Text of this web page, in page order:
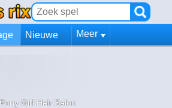
Nieuwe Meer
Pony Girl Hair Salon